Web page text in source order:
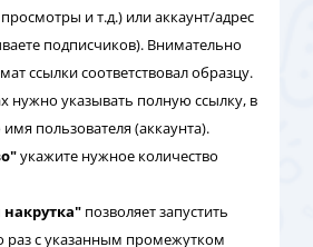
и т.д.) или аккаунт/адрес
подписчиков). Внимательно
ссылки соответствовал образцу.
нужно указывать полную ссылку, в
пользователя (аккаунта).
укажите нужное количество
позволяет запустить
раз с указанным промежутком